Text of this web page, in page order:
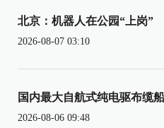
北京：机器人在公园“上岗”
2026-08-07 03:10
国内最大自航式纯电驱布缆
2026-08-06 09:48